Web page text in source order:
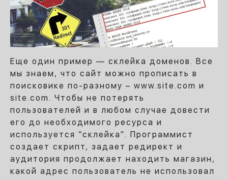
Еще один пример — склейка доменов. Все
мы знаем, что сайт можно прописать в
поисковике по-разному – www.site.com и
site.com. Чтобы не потерять
пользователей и в любом случае довести
его до необходимого ресурса и
используется “склейка”. Программист
создает скрипт, задает редирект и
аудитория продолжает находить магазин,
какой адрес пользователь не использовал